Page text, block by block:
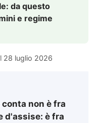
da questo
e regime
28 luglio 2026
non è fra
d'assise: è fra